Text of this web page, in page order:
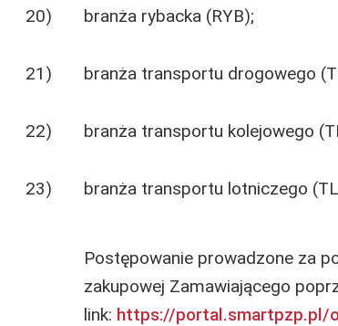
20) branża rybacka (RYB);
21) branża transportu drogowego
22) branża transportu kolejowego
23) branża transportu lotniczego
Postępowanie prowadzone za
zakupowej Zamawiającego
link: https://portal.smartpzp.pl/